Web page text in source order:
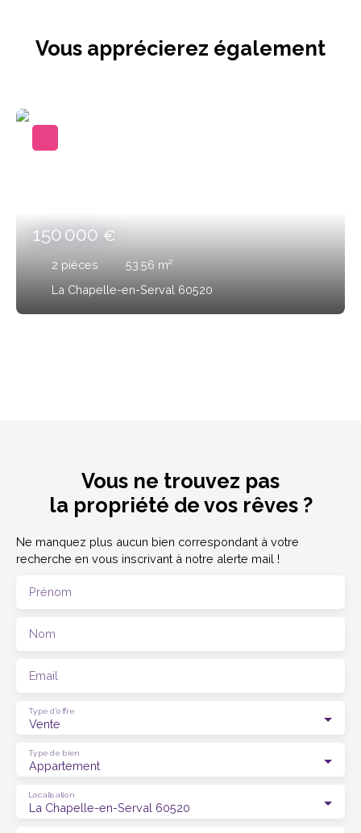
Vous apprécierez également
150 000€
2 pièces 53.56 m²
La Chapelle-en-Serval 60520
Vous ne trouvez pas
la propriété de vos rêves ?
Ne manquez plus aucun bien correspondant à votre
recherche en vous inscrivant à notre alerte mail !
Prénom
Nom
Email
Vente
Type d'offre
Appartement
Type de bien
La Chapelle-en-Serval 60520
Localisation